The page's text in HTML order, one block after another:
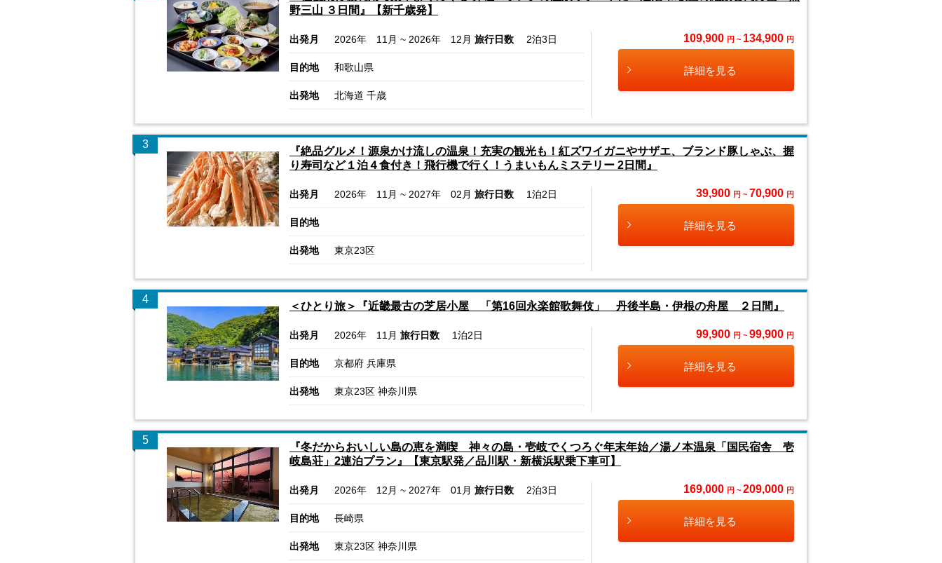
野三山 ３日間』【新千歳発】
出発月 2026年 11月 ~ 2026年 12月 旅行日数 2泊3日
目的地 和歌山県
出発地 北海道 千歳
109,900 円 ~ 134,900 円
詳細を見る
3
『絶品グルメ！源泉かけ流しの温泉！充実の観光も！紅ズワイガニやサザエ、ブランド豚しゃぶ、握
り寿司など１泊４食付き！飛行機で行く！うまいもんミステリー 2日間』
出発月 2026年 11月 ~ 2027年 02月 旅行日数 1泊2日
目的地
出発地 東京23区
39,900 円 ~ 70,900 円
詳細を見る
4
＜ひとり旅＞『近畿最古の芝居小屋 「第16回永楽館歌舞伎」 丹後半島・伊根の舟屋 ２日間』
出発月 2026年 11月 旅行日数 1泊2日
目的地 京都府 兵庫県
出発地 東京23区 神奈川県
99,900 円 ~ 99,900 円
詳細を見る
5
『冬だからおいしい島の恵を満喫 神々の島・壱岐でくつろぐ年末年始／湯ノ本温泉「国民宿舎 壱
岐島荘」2連泊プラン』【東京駅発／品川駅・新横浜駅乗下車可】
出発月 2026年 12月 ~ 2027年 01月 旅行日数 2泊3日
目的地 長崎県
出発地 東京23区 神奈川県
169,000 円 ~ 209,000 円
詳細を見る